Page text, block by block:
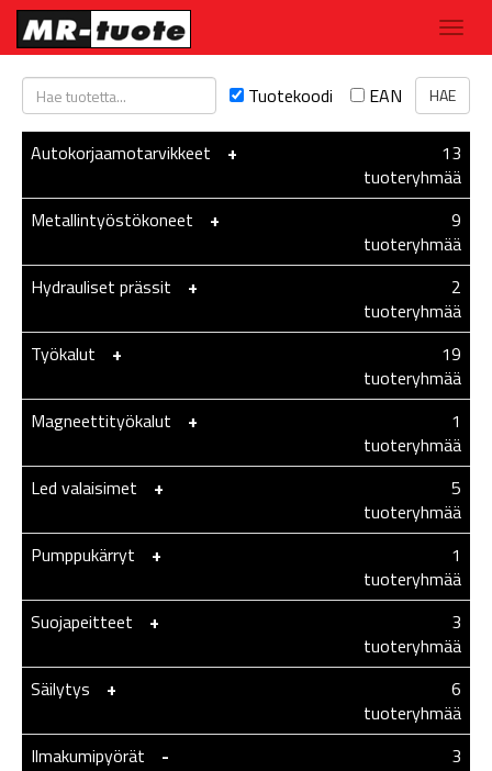
Tuotekoodi EAN
Autokorjaamotarvikkeet +
13
tuoteryhmää
Metallintyöstökoneet
+
9
tuoteryhmää
Hydrauliset prässit
+
2
tuoteryhmää
Työkalut
+
19
tuoteryhmää
Magneettityökalut
+
1
tuoteryhmää
Led valaisimet
+
5
tuoteryhmää
Pumppukärryt
+
1
tuoteryhmää
Suojapeitteet
+
3
tuoteryhmää
Säilytys
+
6
tuoteryhmää
Ilmakumipyörät
-
3